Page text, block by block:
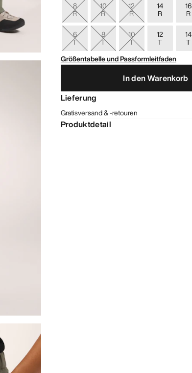
8
R
10
R
12
R
14
R
16
R
6
T
8
T
10
T
12
T
14
T
Größentabelle und Passformleitfaden
In den Warenkorb
Lieferung
Gratisversand & -retouren
Produktdetail